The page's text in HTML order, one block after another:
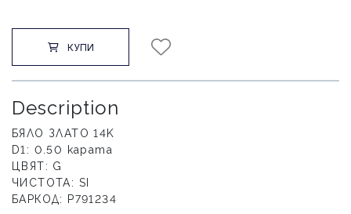
КУПИ
Description
БЯЛО ЗЛАТО 14K
D1: 0.50 карата
ЦВЯТ: G
ЧИСТОТА: SI
БАРКОД: P791234